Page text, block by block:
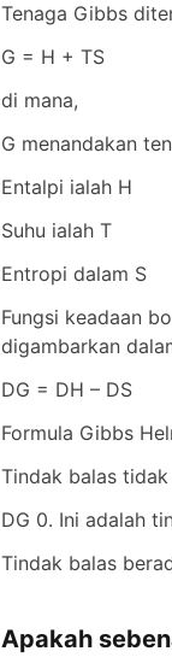
Tenaga Gibbs
G = H + TS
di mana,
G menandakan
Entalpi ialah H
Suhu ialah T
Entropi dalam S
Fungsi keadaan
digambarkan
DG = DH – DS
Formula Gibbs
Tindak balas
DG 0. Ini adalah
Tindak balas
Apakah